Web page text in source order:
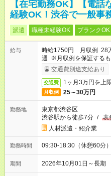
【在宅勤務OK】【電話
経験OK！渋谷で一般事
派遣 職種未経験OK ブランクOK
給与
時給1750円 月収例 28
週 ※月収例を保証する
ービス利用可（利用条件
交通費別途支給あり
交通費 1ヶ月3万円を上
月収例 25～30万円
勤務地
東京都渋谷区
渋谷駅から徒歩7分 / 表
人材派遣・紹介業
勤務時間 09:30-18:30（休憩60分
期間 2026年10月01日～長